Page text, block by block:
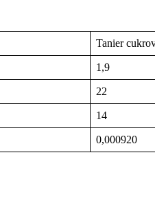
Tanier
1,9
22
14
0,000920